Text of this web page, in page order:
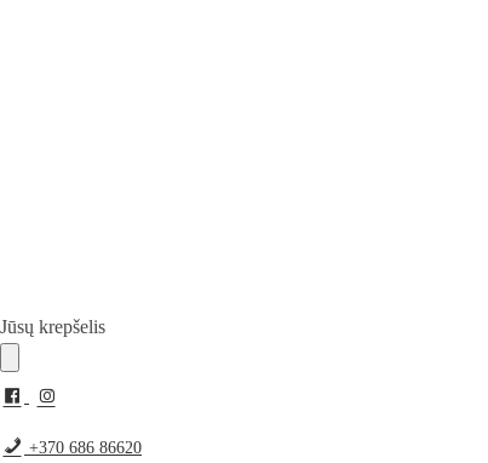
Pereiti
navigacijos
Pereiti
turinio
Jūsų krepšelis
+370 686 86620